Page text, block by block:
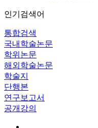
인기검색어
통합검색
국내학술논문
학위논문
해외학술논문
학술지
단행본
연구보고서
공개강의